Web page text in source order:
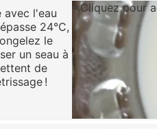
avec l'eau
24°C,
le
un seau à
de
!
Cliquez pour